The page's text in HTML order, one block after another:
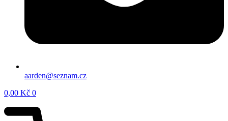
aarden@seznam.cz
0,00 Kč 0